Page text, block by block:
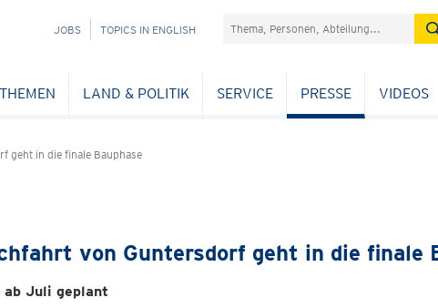
NAVIGATION
JOBS TOPICS IN ENGLISH Suchefeld
THEMEN LAND & POLITIK SERVICE PRESSE VIDEOS
geht in die finale Bauphase
von Guntersdorf geht in die finale
ab Juli geplant